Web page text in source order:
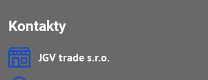
Kontakty
JGV trade s​.r​.o​.